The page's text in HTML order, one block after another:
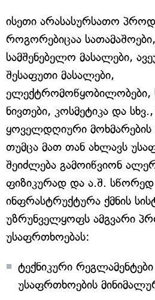
ისეთი არასასურსათო
როგორებიცაა
სამშენებელო მასალები,
შესაფუთი მასალები,
ელექტრომოწყობილობები,
ნივთები, კოსმეტიკა და სხვ.,
ყოველდღიური მოხმარების
თუმცა მათ თან ახლავს
შეიძლება გამოიწვიონ
ფიზიკურად და ა.შ. სწორედ
ინფრასტრუქტურა ქმნის
უზრუნველყოფს ამგვარი
უსაფრთხოებას:
ტექნიკური
უსაფრთხოების